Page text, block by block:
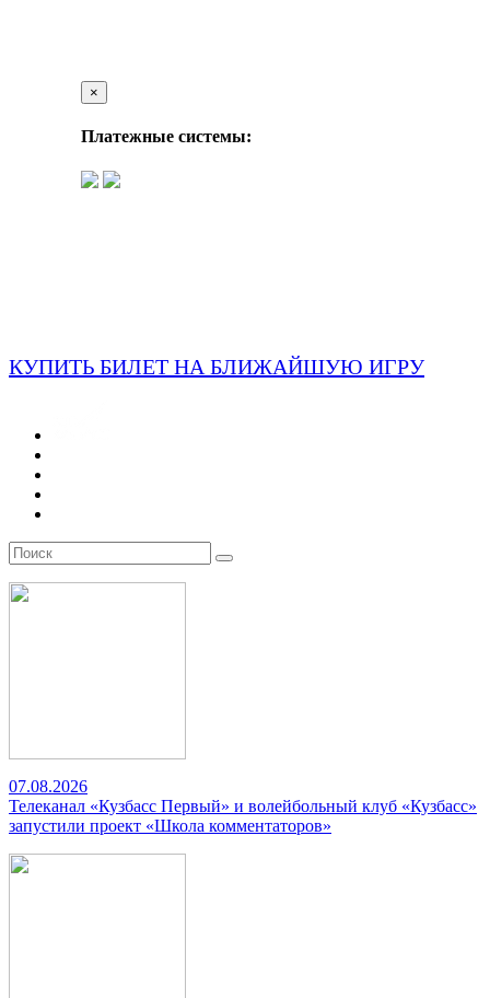
×
Платежные системы:
КУПИТЬ БИЛЕТ НА БЛИЖАЙШУЮ ИГРУ
07.08.2026
Телеканал «Кузбасс Первый» и волейбольный клуб «Кузбасс»
запустили проект «Школа комментаторов»